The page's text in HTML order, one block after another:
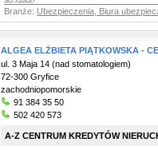
Branże: Ubezpieczenia, Biura
ALGEA ELŻBIETA PIĄTKOWSKA -
ul. 3 Maja 14 (nad stomatologiem)
72-300 Gryfice
zachodniopomorskie
91 384 35 50
502 420 573
A-Z CENTRUM KREDYTÓW